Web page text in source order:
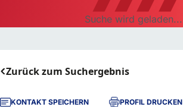
Suche wird geladen...
Zurück zum Suchergebnis
KONTAKT SPEICHERN PROFIL DRUCKEN